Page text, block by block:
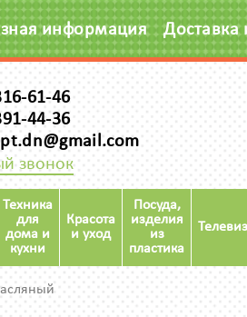
информация Доставка
61-46
44-36
звонок
Техника
для
дома и
кухни
Красота
и уход
Посуда,
изделия
из
пластика